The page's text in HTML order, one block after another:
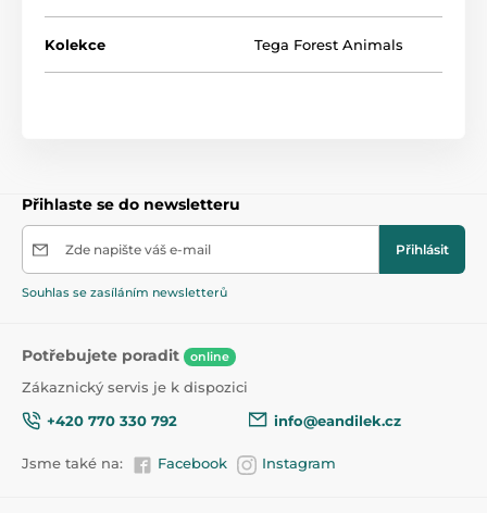
Kolekce Tega Forest Animals
Přihlaste se do newsletteru
Zde napište váš e-mail Přihlásit
Souhlas se zasíláním newsletterů
Potřebujete poradit online
Zákaznický servis je k dispozici
+420 770 330 792
info@eandilek.cz
Jsme také na: Facebook Instagram